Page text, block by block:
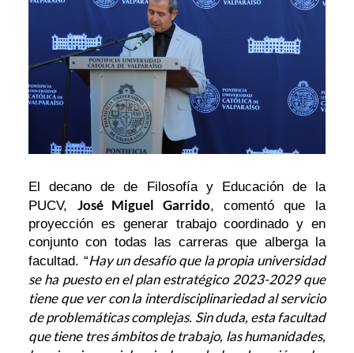
El decano de de Filosofía y Educación de la
PUCV, José Miguel Garrido, comentó que la
proyección es generar trabajo coordinado y en
conjunto con todas las carreras que alberga la
facultad. “Hay un desafío que la propia universidad
se ha puesto en el plan estratégico 2023-2029 que
tiene que ver con la interdisciplinariedad al servicio
de problemáticas complejas. Sin duda, esta facultad
que tiene tres ámbitos de trabajo, las humanidades,